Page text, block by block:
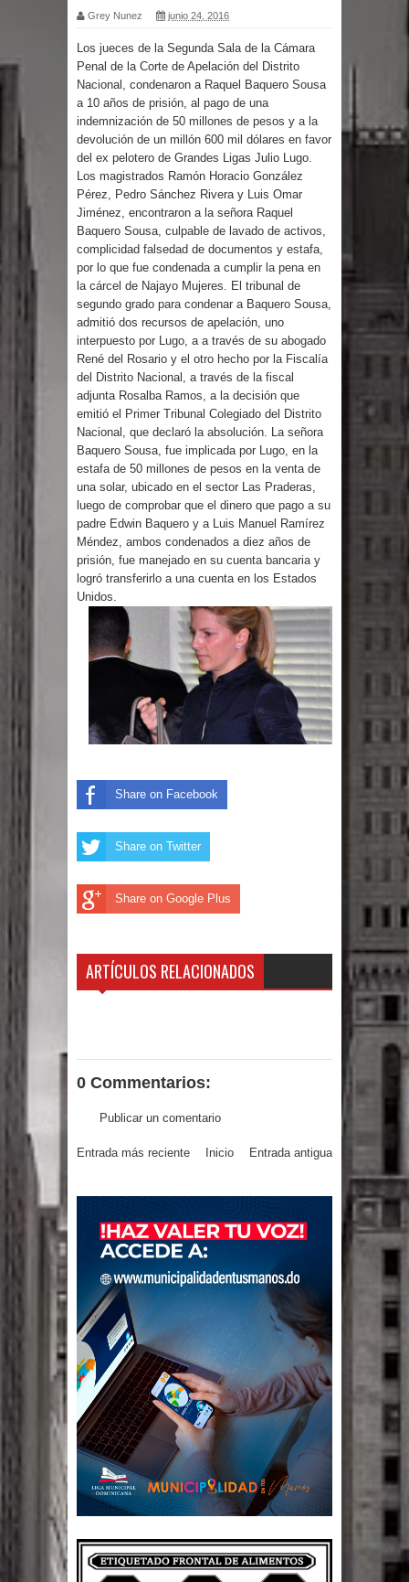
por un delicado problema cardíaco
Abel Martínez llama a los
dominicanos a unirse para sacar al
PRM del Gobierno
presunta estafa contra el
Ayuntamiento de Santiago
PRM votará “por aclamación” a sus
nuevas autoridades
El expresidente peruano Ollanta
Humala queda en libertad tras la
anulación de condena de 15 años por
lavado
DIGEIG y Liga Municipal Dominicana
impulsan nuevas metas de
transparencia a través SISMAP
municipal
La Fiscalía de Bolivia ordena la
detención del expresidente Evo
Calor extremo para este jueves en
gran parte del territorio nacional
frontera en masa para entrar a
España
TC declara inconstitucional decreto
Presidente LMD Víctor D´Aza
reúne con alcalde San Cristóbal
Un lunes trágico deja seis jóvenes
Heridos y edificios colapsados tras
terremoto de magnitud 7,1 en Japón
Poder Ejecutivo promulga
modificaciones al nuevo Código Penal
Diputado Félix Michell Rodríguez
Complementario gobierno endeuda
Grey Nunez junio 24, 2016
Los jueces de la Segunda Sala de la Cámara
Penal de la Corte de Apelación del Distrito
Nacional, condenaron a Raquel Baquero Sousa
a 10 años de prisión, al pago de una
indemnización de 50 millones de pesos y a la
devolución de un millón 600 mil dólares en favor
del ex pelotero de Grandes Ligas Julio Lugo.
Los magistrados Ramón Horacio González
Pérez, Pedro Sánchez Rivera y Luis Omar
Jiménez, encontraron a la señora Raquel
Baquero Sousa, culpable de lavado de activos,
complicidad falsedad de documentos y estafa,
por lo que fue condenada a cumplir la pena en
la cárcel de Najayo Mujeres. El tribunal de
segundo grado para condenar a Baquero Sousa,
admitió dos recursos de apelación, uno
interpuesto por Lugo, a a través de su abogado
René del Rosario y el otro hecho por la Fiscalía
del Distrito Nacional, a través de la fiscal
adjunta Rosalba Ramos, a la decisión que
emitió el Primer Tribunal Colegiado del Distrito
Nacional, que declaró la absolución. La señora
Baquero Sousa, fue implicada por Lugo, en la
estafa de 50 millones de pesos en la venta de
una solar, ubicado en el sector Las Praderas,
luego de comprobar que el dinero que pago a su
padre Edwin Baquero y a Luis Manuel Ramírez
Méndez, ambos condenados a diez años de
prisión, fue manejado en su cuenta bancaria y
logró transferirlo a una cuenta en los Estados
Unidos.
Share on Facebook
Share on Twitter
Share on Google Plus
ARTÍCULOS RELACIONADOS
0 Commentarios:
Publicar un comentario
Entrada más reciente Entrada antigua
Inicio